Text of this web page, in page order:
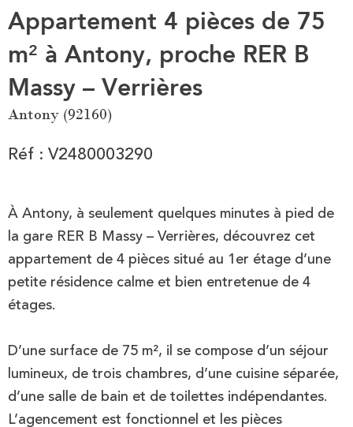
Appartement 4 pièces de 75
m² à Antony, proche RER B
Massy – Verrières
Antony (92160)
Réf : V2480003290
À Antony, à seulement quelques minutes à pied de
la gare RER B Massy – Verrières, découvrez cet
appartement de 4 pièces situé au 1er étage d’une
petite résidence calme et bien entretenue de 4
étages.
D’une surface de 75 m², il se compose d’un séjour
lumineux, de trois chambres, d’une cuisine séparée,
d’une salle de bain et de toilettes indépendantes.
L’agencement est fonctionnel et les pièces